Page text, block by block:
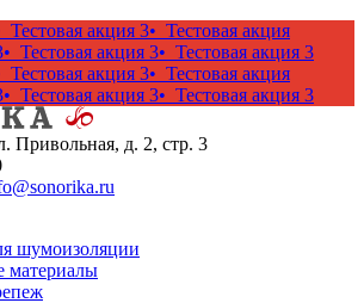
Тестовая акция 3• Тестовая акция
• Тестовая акция 3• Тестовая акция 3
Тестовая акция 3• Тестовая акция
• Тестовая акция 3• Тестовая акция 3
Привольная, д. 2, стр. 3
шумоизоляции
материалы